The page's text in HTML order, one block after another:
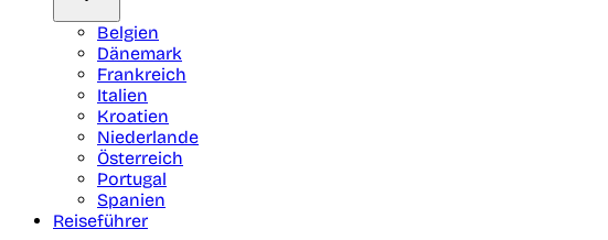
Belgien
Dänemark
Frankreich
Italien
Kroatien
Niederlande
Österreich
Portugal
Spanien
Reiseführer